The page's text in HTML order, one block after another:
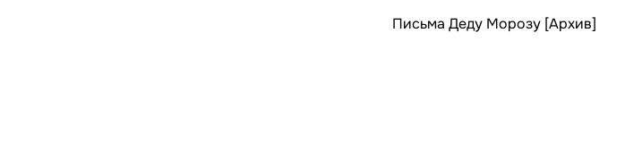
Письма Деду Морозу [Архив]